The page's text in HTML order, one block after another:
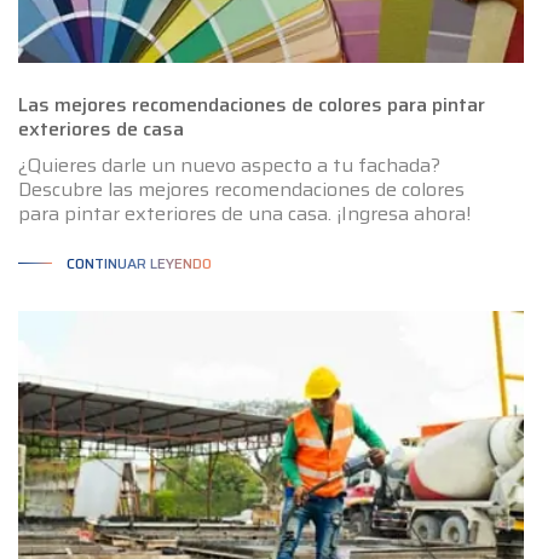
Las mejores recomendaciones de colores para pintar
exteriores de casa
¿Quieres darle un nuevo aspecto a tu fachada?
Descubre las mejores recomendaciones de colores
para pintar exteriores de una casa. ¡Ingresa ahora!
CONTINUAR LEYENDO